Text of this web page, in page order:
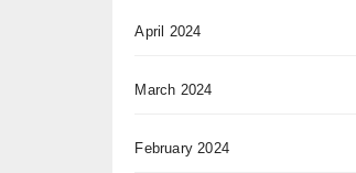
April 2024
March 2024
February 2024